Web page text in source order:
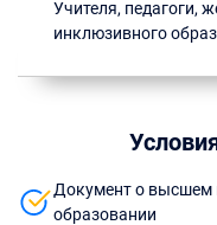
Учителя, педагоги,
инклюзивного
Документ о высшем
образовании